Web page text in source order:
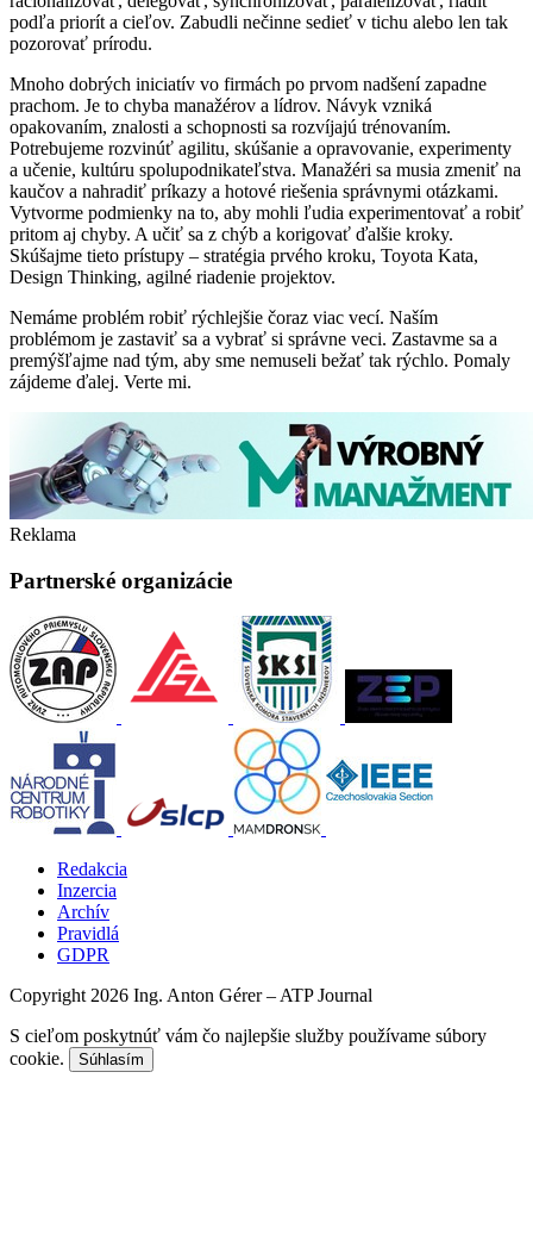
podľa priorít a cieľov. Zabudli nečinne sedieť v tichu alebo len tak
pozorovať prírodu.
Mnoho dobrých iniciatív vo firmách po prvom nadšení zapadne
prachom. Je to chyba manažérov a lídrov. Návyk vzniká
opakovaním, znalosti a schopnosti sa rozvíjajú trénovaním.
Potrebujeme rozvinúť agilitu, skúšanie a opravovanie, experimenty
a učenie, kultúru spolupodnikateľstva. Manažéri sa musia zmeniť na
kaučov a nahradiť príkazy a hotové riešenia správnymi otázkami.
Vytvorme podmienky na to, aby mohli ľudia experimentovať a robiť
pritom aj chyby. A učiť sa z chýb a korigovať ďalšie kroky.
Skúšajme tieto prístupy – stratégia prvého kroku, Toyota Kata,
Design Thinking, agilné riadenie projektov.
Nemáme problém robiť rýchlejšie čoraz viac vecí. Naším
problémom je zastaviť sa a vybrať si správne veci. Zastavme sa a
premýšľajme nad tým, aby sme nemuseli bežať tak rýchlo. Pomaly
zájdeme ďalej. Verte mi.
Reklama
Partnerské organizácie
Redakcia
Inzercia
Archív
Pravidlá
GDPR
Copyright 2026 Ing. Anton Gérer – ATP Journal
S cieľom poskytnúť vám čo najlepšie služby používame súbory
cookie.
Súhlasím